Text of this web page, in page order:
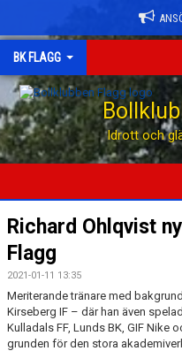
BK FLAGG
Idrott och
HEM
ANSÖK TILL BK FLAGG
STÖTTA BK FLAGG
KONTAKT
Richard Ohlqvist
Flagg
2021-01-11 13:35
Meriterande tränare med
Kirseberg IF – där han även
Kulladals FF, Lunds BK, GIF Nike
grunden för den stora